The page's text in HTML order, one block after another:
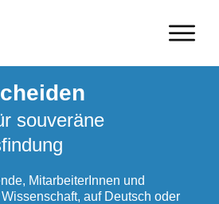
souveräne
MitarbeiterInnen und
auf Deutsch oder